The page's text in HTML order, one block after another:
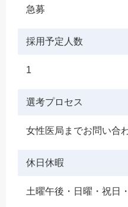
急募
採用予定人数
1
選考プロセス
女性医局までお問い合
休日休暇
土曜午後・日曜・祝日